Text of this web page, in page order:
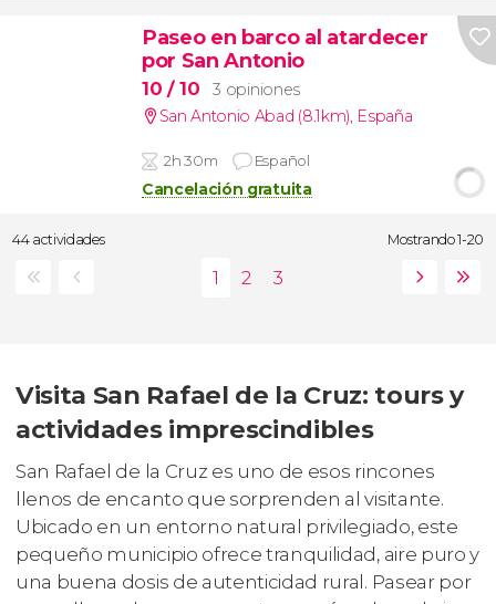
Paseo en barco al atardecer
por San Antonio
10 / 10
3 opiniones
San Antonio Abad (8.1km), España
2h 30m Español
Cancelación gratuita
44 actividades Mostrando 1-20
Visita San Rafael de la Cruz: tours y
actividades imprescindibles
San Rafael de la Cruz es uno de esos rincones
llenos de encanto que sorprenden al visitante.
Ubicado en un entorno natural privilegiado, este
pequeño municipio ofrece tranquilidad, aire puro y
una buena dosis de autenticidad rural. Pasear por